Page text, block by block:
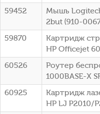
59452
Мышь
2but (910-
59870
Картридж
HP Officejet
60526
Роутер
1000BASE-X
60925
Картридж
HP LJ P2010/